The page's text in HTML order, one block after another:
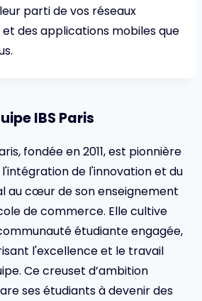
parti de vos réseaux
des applications mobiles que
IBS Paris
fondée en 2011, est pionnière
de l'innovation et du
au cœur de son enseignement
de commerce. Elle cultive
étudiante engagée,
l'excellence et le travail
Ce creuset d’ambition
ses étudiants à devenir des